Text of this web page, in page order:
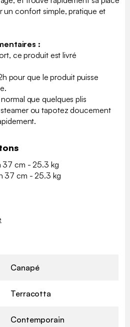
un confort simple, pratique et
:
ce produit est livré
pour que le produit puisse
que quelques plis
steamer ou tapotez doucement
37 cm - 25.3 kg
37 cm - 25.3 kg
Canapé
Terracotta
Contemporain